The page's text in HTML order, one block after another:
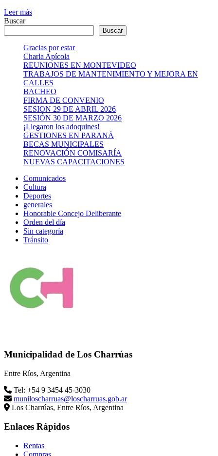
Leer más
Buscar
Buscar
Gracias por estar
Charla Apícola
REUNIONES EN MONTEVIDEO
TRABAJOS DE MANTENIMIENTO Y MEJORA EN
CALLES
BACHEO
FIRMA DE CONVENIO
SESION 29 DE ABRIL 2026
SESIÓN 30 DE MARZO 2026
¡Llegaron los adoquines!
GESTIONES EN PARANÁ
BECAS MUNICIPALES
RENOVACIÓN COMISARÍA
NUEVAS CAPACITACIONES
Comunicados
Cultura
Deportes
generales
Honorable Concejo Deliberante
Orden del día
Sin categoría
Tránsito
Municipalidad de Los Charrúas
Entre Ríos, Argentina
Tel: +54 9 3454 45-3030
muniloscharruas@loscharruas.gob.ar
Los Charrúas, Entre Ríos, Argentina
Enlaces Rápidos
Rentas
Compras